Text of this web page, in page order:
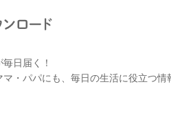
日届く！
・パパにも、毎日の生活に役立つ情